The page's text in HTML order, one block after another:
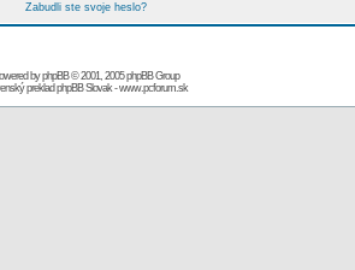
Zabudli ste svoje heslo?
byphpBB© 2001, 2005 phpBB Group
prekladphpBB Slovak-www.pcforum.sk